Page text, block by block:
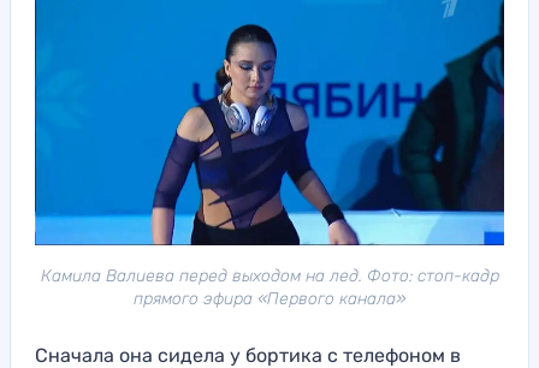
Камила Валиева перед выходом на лед. Фото: стоп-кадр
прямого эфира «Первого канала»
Сначала она сидела у бортика с телефоном в